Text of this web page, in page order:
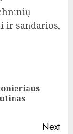
ir sandarios,
Next